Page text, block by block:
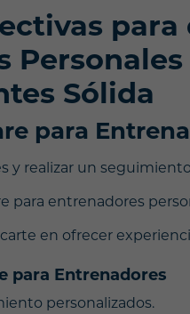
para
Sólida
para
y realizar un
para entrenadores
en ofrecer
para Entrenadores
personalizados.